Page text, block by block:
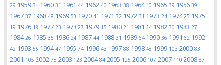
29 1959 31 1960 31 1961 44 1962 40 1963 38 196440 1965 39 1966 39
1967 37 1968 48 1969 53 1970 41 1971 32 1972 31 1973 24 197425 1975
19 1976 18 1977 23 1978 27 1979 15 1980 21 1981 34 1982 30 1983 27
198426 1985 35 1986 24 1987 44 1988 31 1989 64 1990 36 1991 62 1992
42 1993 55 199447 1995 74 1996 43 1997 88 1998 48 1999 103 2000 83
2001 105 2002 78 2003 123 200484 2005 125 2006 107 2007 110 2008 87